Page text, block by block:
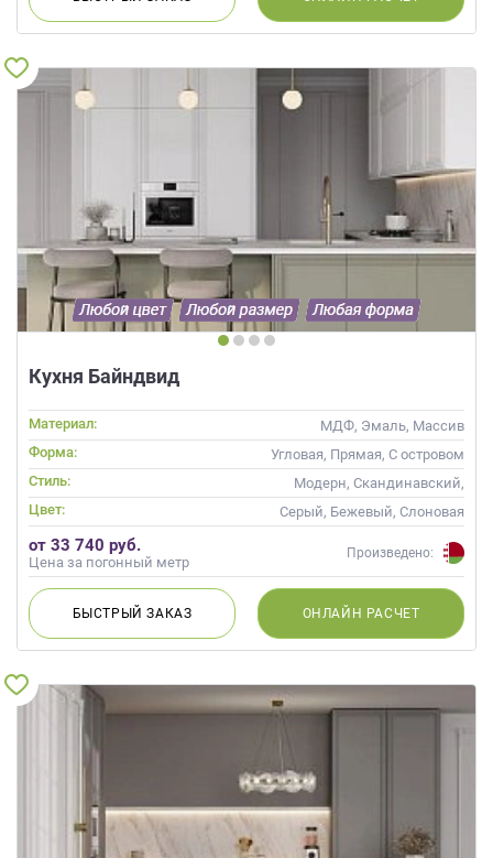
Кухня Байндвид
Материал:
МДФ, Эмаль, Массив
Форма:
Угловая, Прямая, С островом
Стиль:
Модерн, Скандинавский,
Неоклассика, Современные
Цвет:
Серый, Бежевый, Слоновая
кость, Кремовый
от 33 740 руб.
Цена за погонный метр
Произведено:
БЫСТРЫЙЗАКАЗ ОНЛАЙН РАСЧЕТ